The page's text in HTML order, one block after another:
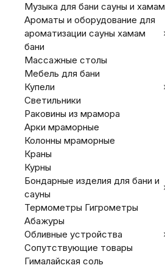
Музыка для бани сауны и хамам
Ароматы и оборудование для
ароматизации сауны хамам
бани
Массажные столы
Мебель для бани
Купели
Светильники
Раковины из мрамора
Арки мраморные
Колонны мраморные
Краны
Курны
Бондарные изделия для бани и
сауны
Термометры Гигрометры
Абажуры
Обливные устройства
Сопутствующие товары
Гималайская соль